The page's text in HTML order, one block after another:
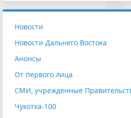
Новости
Новости Дальнего Востока
Анонсы
От первого лица
СМИ, учрежденные
Чукотка-100